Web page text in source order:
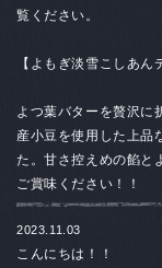
覧ください。
【よもぎ淡雪こしあん
よつ葉バターを贅沢に
産小豆を使用した上品
た。甘さ控えめの餡と
ご賞味ください！！
2023.11.03
こんにちは！！